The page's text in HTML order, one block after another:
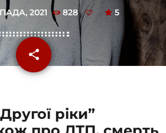
2021 828 5
share
email
ріки”